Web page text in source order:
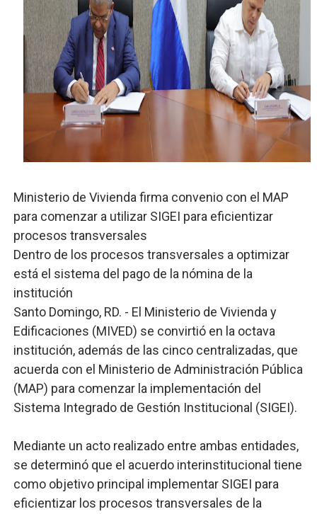
Operativo interagencial frena delitos ambientales y
-Propeep y Gestión Presidencial encabezan entrega
Ministerio de Defensa siembra esperanza y protege
MICM y CECCOM retienen 213,355 galones de
Bienes Nacionales recauda más de RD 57 millones en
Ministerio de Vivienda firma convenio con el MAP
para comenzar a utilizar SIGEI para eficientizar
procesos transversales
Dentro de los procesos transversales a optimizar
está el sistema del pago de la nómina de la
institución
Santo Domingo, RD. - El Ministerio de Vivienda y
Edificaciones (MIVED) se convirtió en la octava
institución, además de las cinco centralizadas, que
acuerda con el Ministerio de Administración Pública
(MAP) para comenzar la implementación del
Sistema Integrado de Gestión Institucional (SIGEI).
Mediante un acto realizado entre ambas entidades,
se determinó que el acuerdo interinstitucional tiene
como objetivo principal implementar SIGEI para
eficientizar los procesos transversales de la